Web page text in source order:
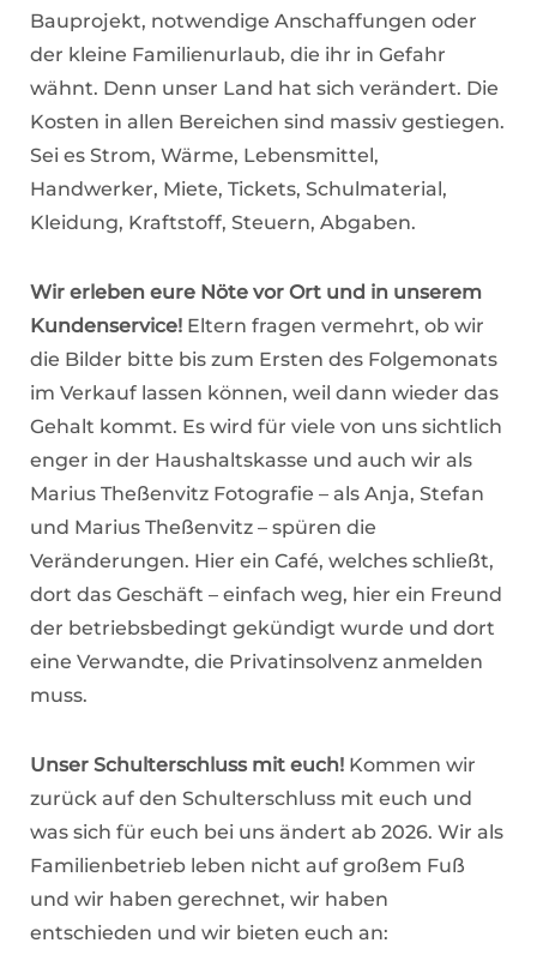
Bauprojekt, notwendige Anschaffungen oder
der kleine Familienurlaub, die ihr in Gefahr
wähnt. Denn unser Land hat sich verändert. Die
Kosten in allen Bereichen sind massiv gestiegen.
Sei es Strom, Wärme, Lebensmittel,
Handwerker, Miete, Tickets, Schulmaterial,
Kleidung, Kraftstoff, Steuern, Abgaben.
Wir erleben eure Nöte vor Ort und in unserem
Kundenservice! Eltern fragen vermehrt, ob wir
die Bilder bitte bis zum Ersten des Folgemonats
im Verkauf lassen können, weil dann wieder das
Gehalt kommt. Es wird für viele von uns sichtlich
enger in der Haushaltskasse und auch wir als
Marius Theßenvitz Fotografie – als Anja, Stefan
und Marius Theßenvitz – spüren die
Veränderungen. Hier ein Café, welches schließt,
dort das Geschäft – einfach weg, hier ein Freund
der betriebsbedingt gekündigt wurde und dort
eine Verwandte, die Privatinsolvenz anmelden
muss.
Unser Schulterschluss mit euch! Kommen wir
zurück auf den Schulterschluss mit euch und
was sich für euch bei uns ändert ab 2026. Wir als
Familienbetrieb leben nicht auf großem Fuß
und wir haben gerechnet, wir haben
entschieden und wir bieten euch an: